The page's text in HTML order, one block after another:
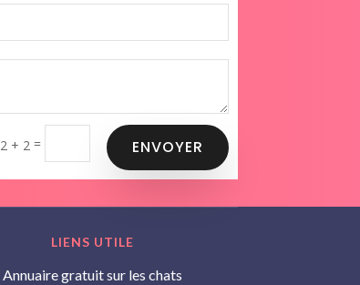
2 + 2 = ENVOYER
LIENS UTILE
Annuaire gratuit sur les chats